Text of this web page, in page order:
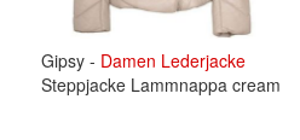
Gipsy - Damen Lederjacke
Steppjacke Lammnappa cream